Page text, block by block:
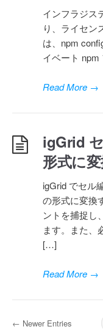
インフラジス
り、ライセン
は、npm
イベート
Read More →
igGrid
形式に
igGrid でセル
の形式に変換
ントを捕捉し
ます。また、
[…]
Read More →
← Newer Entries